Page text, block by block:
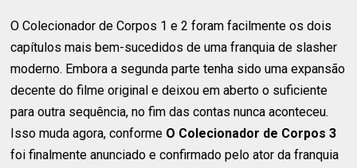
O Colecionador de Corpos 1 e 2 foram facilmente os dois
capítulos mais bem-sucedidos de uma franquia de slasher
moderno. Embora a segunda parte tenha sido uma expansão
decente do filme original e deixou em aberto o suficiente
para outra sequência, no fim das contas nunca aconteceu.
Isso muda agora, conforme O Colecionador de Corpos 3
foi finalmente anunciado e confirmado pelo ator da franquia